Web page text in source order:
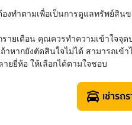
ทำตามเพื่อเป็นการดูแลทรัพย์สิน
ยเดือน คุณควรทำความเข้าใจจุด
หากยังตัดสินใจไม่ได้ สามารถเข้า
ยยี่ห้อ ให้เลือกได้ตามใจชอบ